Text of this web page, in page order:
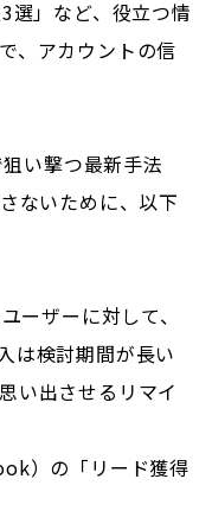
選」など、役立つ情
、アカウントの信
い撃つ最新手法
ないために、以下
ーザーに対して、
は検討期間が長い
い出させるリマイ
）の「リード獲得